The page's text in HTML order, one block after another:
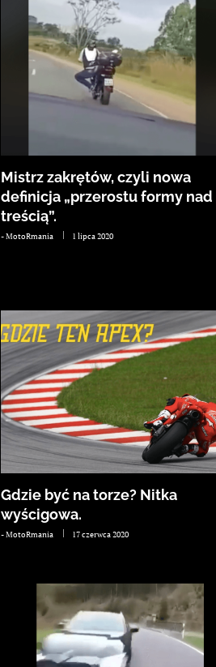
Mistrz zakrętów, czyli nowa
definicja „przerostu formy nad
treścią”.
-MotoRmania 1 lipca 2020
Gdzie być na torze? Nitka
wyścigowa.
-MotoRmania 17 czerwca 2020